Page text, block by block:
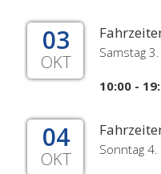
03
OKT Samstag
10:00 -
04
OKT Sonntag